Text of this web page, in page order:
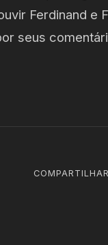
Ferdinand e
seus